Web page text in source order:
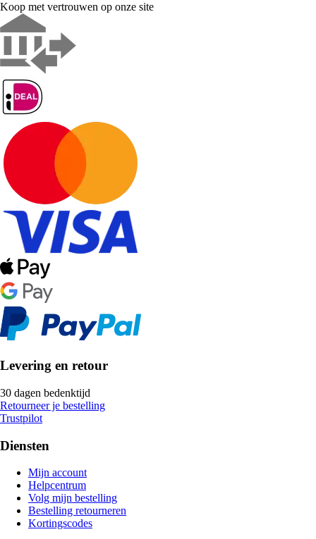
Koop met vertrouwen op onze site
Levering en retour
30 dagen bedenktijd
Retourneer je bestelling
Trustpilot
Diensten
Mijn account
Helpcentrum
Volg mijn bestelling
Bestelling retourneren
Kortingscodes